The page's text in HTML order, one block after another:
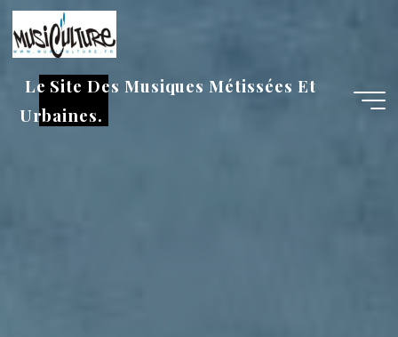
Aller
au
contenu
Le Site Des Musiques Métissées Et
Urbaines.